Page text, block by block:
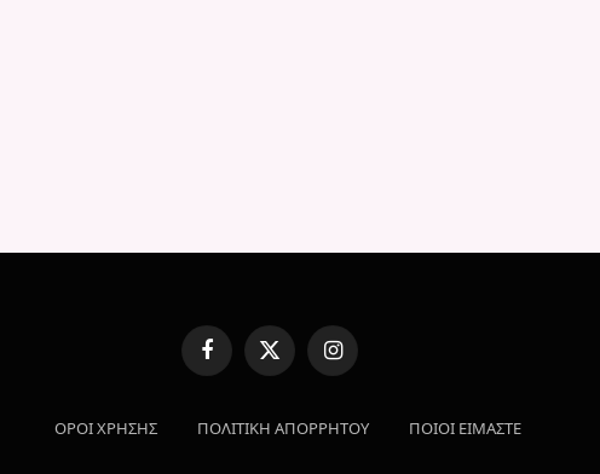
Facebook
X
Instagram
ΟΡΟΙ ΧΡΗΣΗΣ ΠΟΛΙΤΙΚΗ ΑΠΟΡΡΗΤΟΥ ΠΟΙΟΙ ΕΙΜΑΣΤΕ